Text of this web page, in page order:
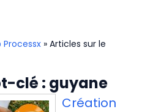
» Articles sur le
clé : guyane
Création